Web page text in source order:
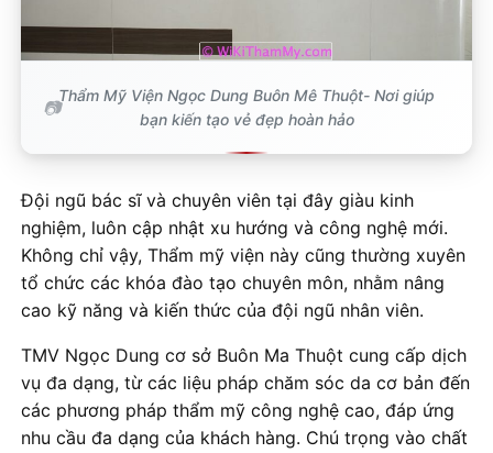
Thẩm Mỹ Viện Ngọc Dung Buôn Mê Thuột- Nơi giúp
bạn kiến tạo vẻ đẹp hoàn hảo
Đội ngũ bác sĩ và chuyên viên tại đây giàu kinh
nghiệm, luôn cập nhật xu hướng và công nghệ mới.
Không chỉ vậy, Thẩm mỹ viện này cũng thường xuyên
tổ chức các khóa đào tạo chuyên môn, nhằm nâng
cao kỹ năng và kiến thức của đội ngũ nhân viên.
TMV Ngọc Dung cơ sở Buôn Ma Thuột cung cấp dịch
vụ đa dạng, từ các liệu pháp chăm sóc da cơ bản đến
các phương pháp thẩm mỹ công nghệ cao, đáp ứng
nhu cầu đa dạng của khách hàng. Chú trọng vào chất